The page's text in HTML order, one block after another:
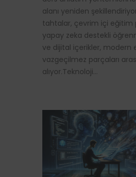
alanı yeniden şekillendiriyor.
tahtalar, çevrim içi eğitim
yapay zeka destekli
ve dijital içerikler, modern
vazgeçilmez parçaları
alıyor.Teknoloji…